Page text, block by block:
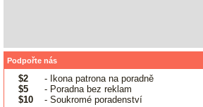
Podpořte nás
$2
- Ikona patrona na poradně
$5
- Poradna bez reklam
$10
- Soukromé poradenství